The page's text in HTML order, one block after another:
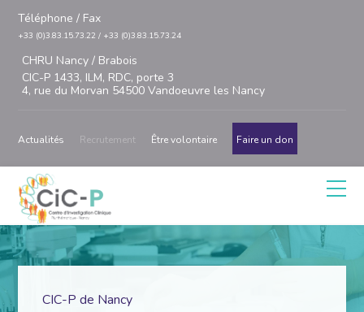
Téléphone / Fax
+33 (0)3.83.15.73.22 / +33 (0)3.83.15.73.24
CHRU Nancy / Brabois
CIC-P 1433, ILM, RDC, porte 3
4, rue du Morvan 54500 Vandoeuvre les Nancy
Actualités Recrutement Être volontaire Faire un don
CIC-P de Nancy